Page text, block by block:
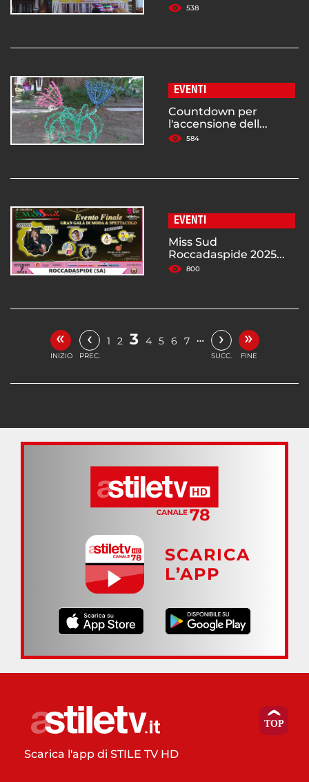
538
EVENTI
Countdown per
l'accensione dell...
584
EVENTI
Miss Sud
Roccadaspide 2025...
800
«
INIZIO
‹
PREC.
1 2 3 4 5 6 7 … ›
SUCC.
»
FINE
SCARICA
L’APP
Scarica l'app di STILE TV HD